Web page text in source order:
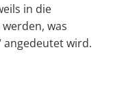
in die
was
angedeutet wird.